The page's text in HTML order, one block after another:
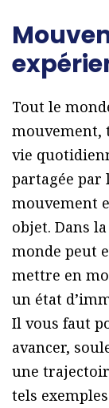
Tout le
mouvement,
vie
partagée par
mouvement
objet. Dans
monde peut
mettre en
un état
Il vous faut
avancer,
une
tels